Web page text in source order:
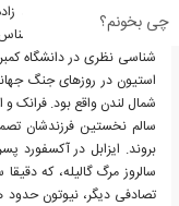
چی بخونم؟
فیزیکدان نظری، کیهان
شناسی نظری در دانشگاه
استیون در روزهای جنگ
شمال لندن واقع بود. فرانک و
سالم نخستین فرزندشان
بروند. ایزابل در آکسفورد
تصادفی دیگر، نیوتون حدود